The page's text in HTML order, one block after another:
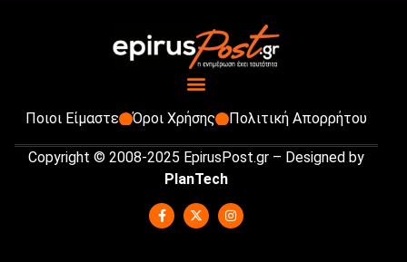
Ποιοι Είμαστε Όροι Χρήσης Πολιτική Απορρήτου
Copyright © 2008-2025 EpirusPost.gr – Designed by
PlanTech